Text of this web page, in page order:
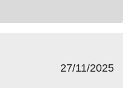
27/11/2025